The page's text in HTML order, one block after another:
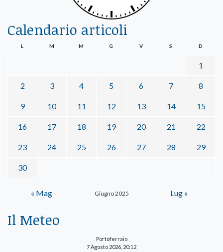
Calendario articoli
Giugno 2025
L M M G V S D
1
2 3 4 5 6 7 8
9 10 11 12 13 14 15
16 17 18 19 20 21 22
23 24 25 26 27 28 29
30
« Mag Lug »
Il Meteo
Portoferraio
7 Agosto 2026, 20:12